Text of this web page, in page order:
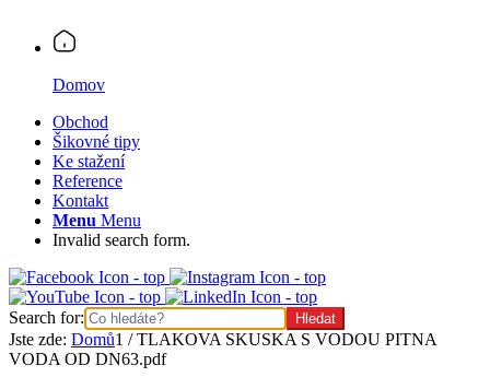
Domov
Obchod
Šikovné tipy
Ke stažení
Reference
Kontakt
Menu Menu
Invalid search form.
Search for:
Jste zde: Domů1 / TLAKOVA SKUSKA S VODOU PITNA
VODA OD DN63.pdf